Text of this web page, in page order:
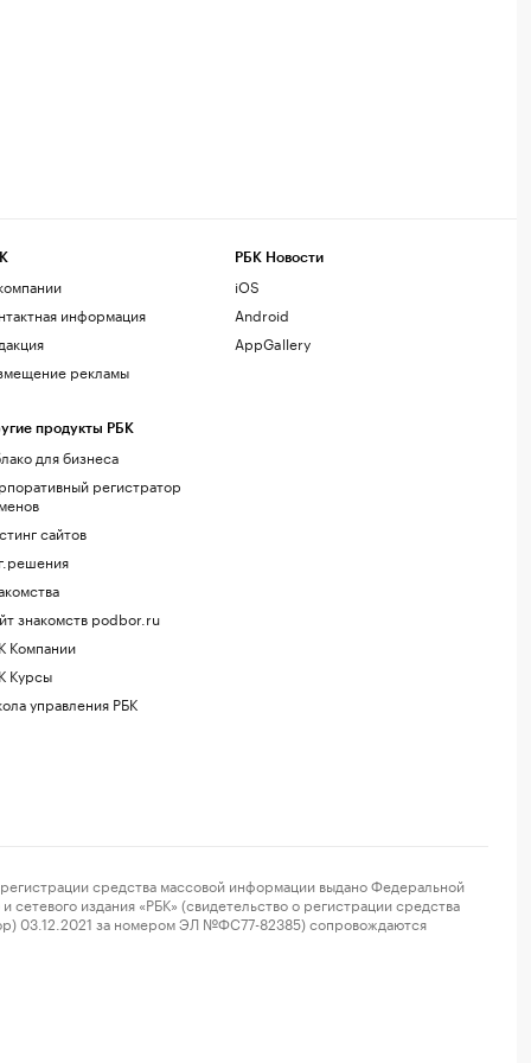
информация
рекламы
продукты РБК
для бизнеса
регистратор
сайтов
знакомств podbor.ru
Компании
Курсы
управления РБК
РБК Новости
iOS
Android
AppGallery
средства массовой информации выдано Федеральной
издания «РБК» (свидетельство о регистрации средства
03.12.2021 за номером ЭЛ №ФС77-82385) сопровождаются